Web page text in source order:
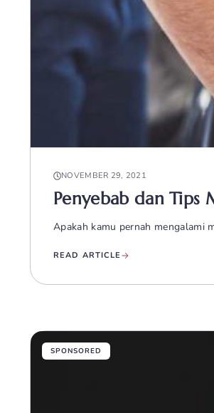
NOVEMBER 29, 2021
Penyebab dan
Apakah kamu pernah mengalami
READ ARTICLE
SPONSORED